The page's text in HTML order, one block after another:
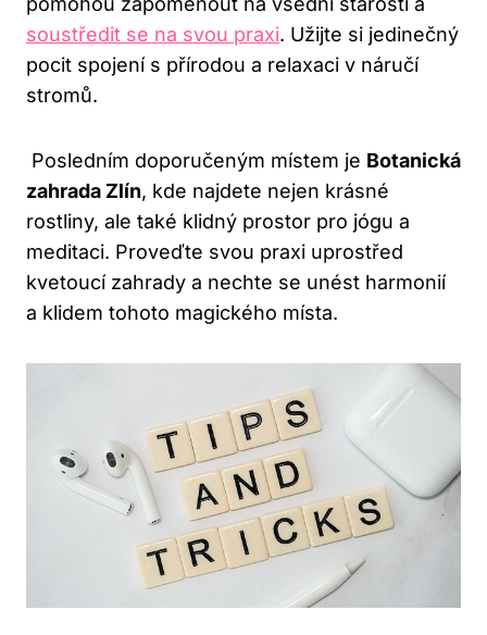
soustředit se na svou praxi. Užijte si jedinečný
pocit ⁣spojení s přírodou a relaxaci ​v náručí
stromů.
‍ Posledním doporučeným místem je⁣ Botanická
‌zahrada Zlín, kde najdete nejen krásné
rostliny, ale také klidný prostor pro jógu⁣ a​
meditaci. Proveďte‌ svou praxi uprostřed
kvetoucí​ zahrady⁤ a nechte se ⁣unést‍ harmonií
a klidem tohoto magického místa.